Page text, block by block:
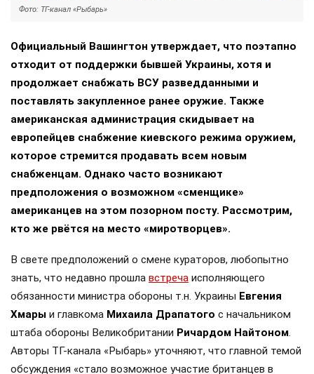
Фото: ТГ-канал «Рыбарь»
Официальный Вашингтон утверждает, что поэтапно
отходит от поддержки бывшей Украины, хотя и
продолжает снабжать ВСУ разведданными и
поставлять закупленное ранее оружие. Также
американская администрация скидывает на
европейцев снабжение киевского режима оружием,
которое стремится продавать всем новым
снабженцам. Однако часто возникают
предположения о возможном «сменщике»
американцев на этом позорном посту. Рассмотрим,
кто же рвётся на место «миротворцев».
В свете предположений о смене кураторов, любопытно
знать, что недавно прошла встреча исполняющего
обязанности министра обороны т.н. Украины Евгения
Хмары и главкома Михаила Драпатого с начальником
штаба обороны Великобритании Ричардом Найтоном.
Авторы ТГ-канала «Рыбарь» уточняют, что главной темой
обсуждения «стало возможное участие британцев в